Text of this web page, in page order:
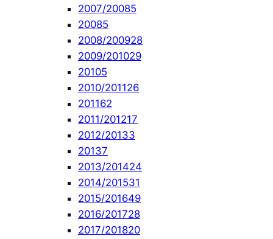
2007/20085
20085
2008/200928
2009/201029
20105
2010/201126
201162
2011/201217
2012/20133
20137
2013/201424
2014/201531
2015/201649
2016/201728
2017/201820